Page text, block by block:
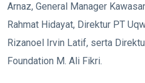
Arnaz, General Manager
Rahmat Hidayat, Direktur PT
Rizanoel Irvin Latif, serta
Foundation M. Ali Fikri.